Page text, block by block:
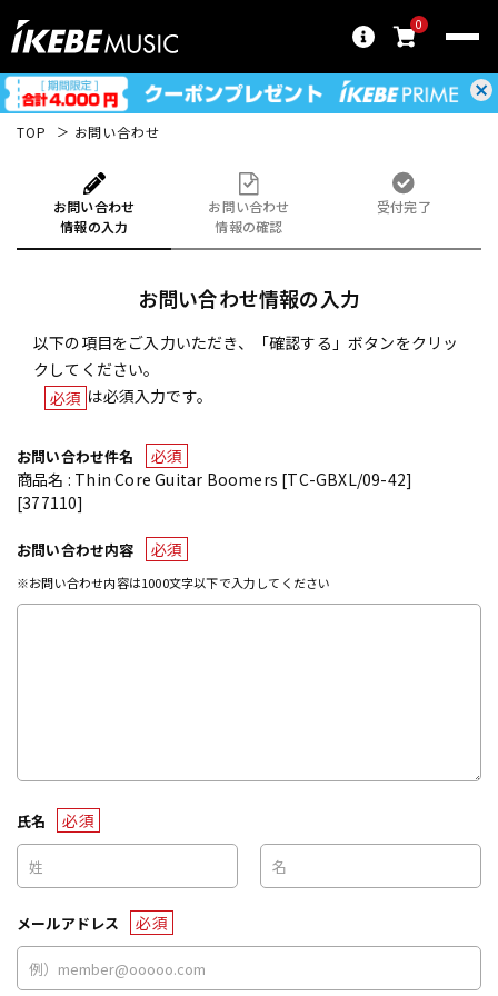
0
TOP お問い合わせ
お問い合わせ
情報の入力
お問い合わせ
情報の確認
受付完了
お問い合わせ情報の入力
以下の項目をご入力いただき、「確認する」ボタンをクリッ
クしてください。
必須 は必須入力です。
お問い合わせ件名
必須
商品名 : Thin Core Guitar Boomers [TC-GBXL/09-42]
[377110]
お問い合わせ内容 必須
※お問い合わせ内容は1000文字以下で入力してください
氏名 必須
メールアドレス 必須